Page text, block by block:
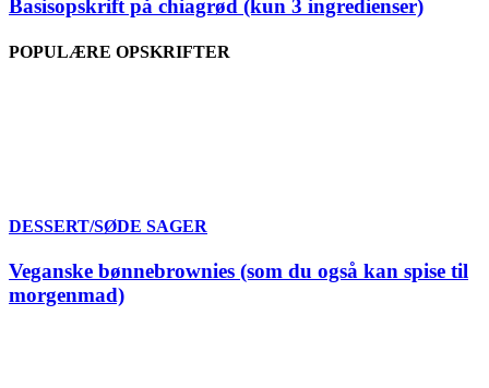
Basisopskrift på chiagrød (kun 3 ingredienser)
POPULÆRE OPSKRIFTER
DESSERT/SØDE SAGER
Veganske bønnebrownies (som du også kan spise til
morgenmad)